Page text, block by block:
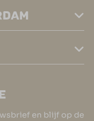
en blijf op de